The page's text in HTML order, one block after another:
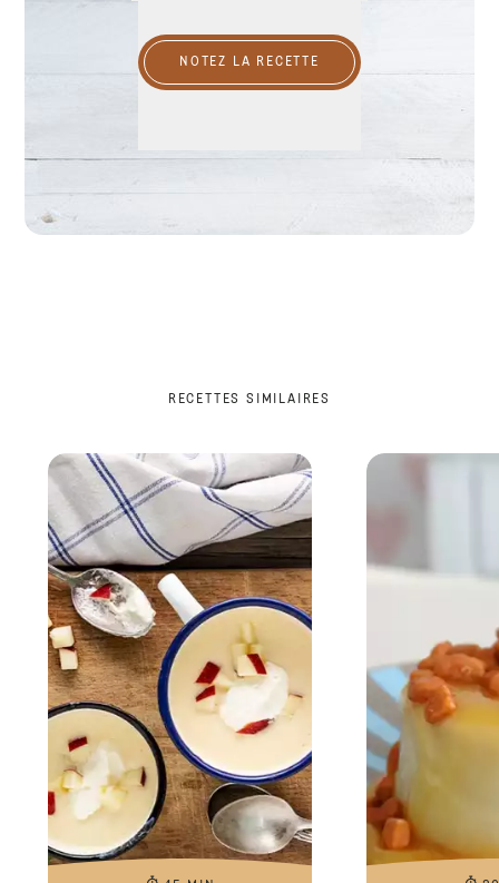
NOTEZ LA RECETTE
RECETTES SIMILAIRES